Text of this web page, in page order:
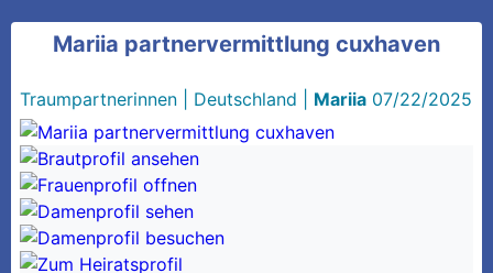
Mariia partnervermittlung cuxhaven
Traumpartnerinnen Deutschland Mariia 07/22/2025